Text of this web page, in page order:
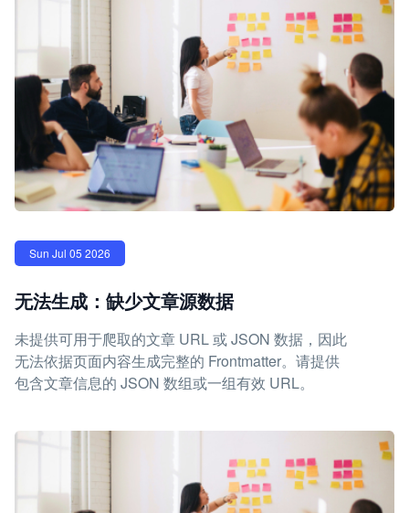
Sun Jul 05 2026
无法生成：缺少文章源数据
未提供可用于爬取的文章 URL 或 JSON 数据，因此
无法依据页面内容生成完整的 Frontmatter。请提供
包含文章信息的 JSON 数组或一组有效 URL。